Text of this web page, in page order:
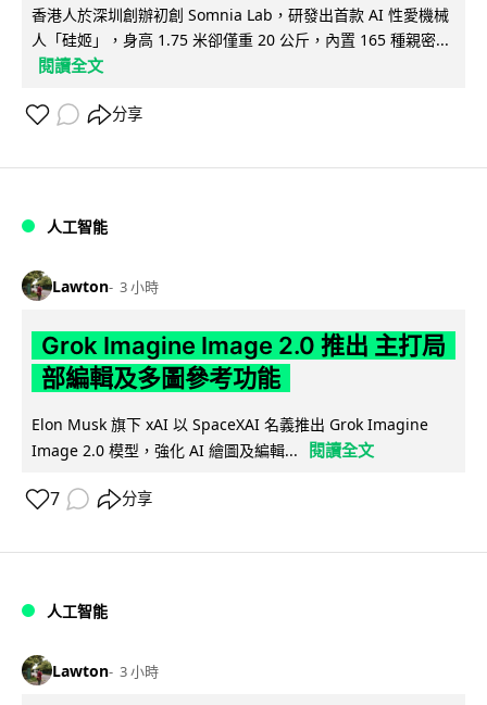
香港人於深圳創辦初創 Somnia Lab，研發出首款 AI 性愛機械
人「硅姬」，身高 1.75 米卻僅重 20 公斤，內置 165 種親密...
閱讀全文
分享
人工智能
Lawton 3 小時
Grok Imagine Image 2.0 推出 主打局
部編輯及多圖參考功能
Elon Musk 旗下 xAI 以 SpaceXAI 名義推出 Grok Imagine
Image 2.0 模型，強化 AI 繪圖及編輯...
閱讀全文
7 分享
人工智能
Lawton 3 小時